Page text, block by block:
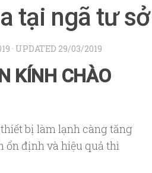
tại ngã tư sở
· UPDATED 29/03/2019
KÍNH CHÀO
bị làm lạnh càng tăng
ổn định và hiệu quả thì